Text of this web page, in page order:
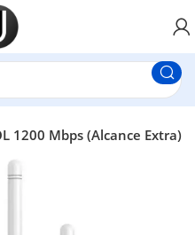
1200 Mbps (Alcance Extra)